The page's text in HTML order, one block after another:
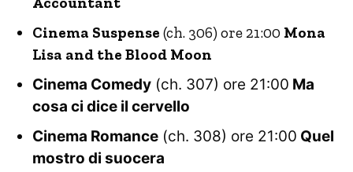
Cinema Suspense (ch. 306) ore 21:00 Mona
Lisa and the Blood Moon
Cinema Comedy (ch. 307) ore 21:00 Ma
cosa ci dice il cervello
Cinema Romance (ch. 308) ore 21:00 Quel
mostro di suocera